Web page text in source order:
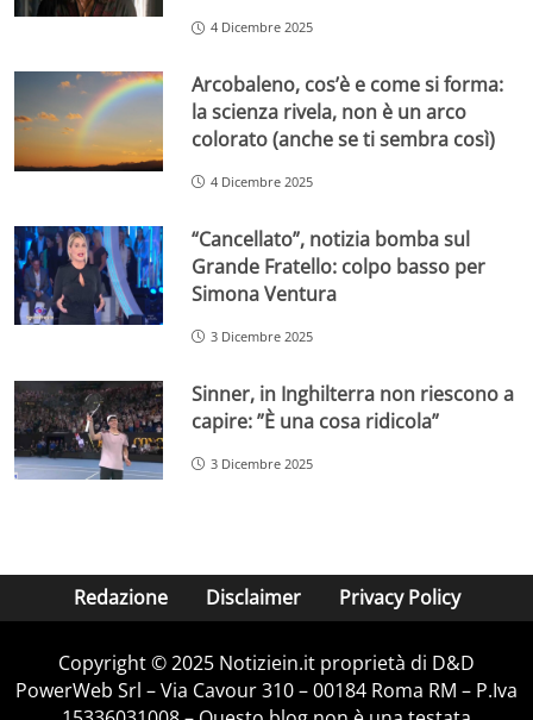
4 Dicembre 2025
Arcobaleno, cos’è e come si forma:
la scienza rivela, non è un arco
colorato (anche se ti sembra così)
4 Dicembre 2025
“Cancellato”, notizia bomba sul
Grande Fratello: colpo basso per
Simona Ventura
3 Dicembre 2025
Sinner, in Inghilterra non riescono a
capire: ”È una cosa ridicola”
3 Dicembre 2025
Redazione Disclaimer Privacy Policy
Copyright © 2025 Notiziein.it proprietà di D&D
PowerWeb Srl – Via Cavour 310 – 00184 Roma RM – P.Iva